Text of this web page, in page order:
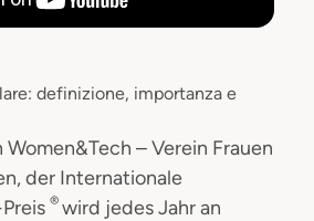
– Verein Frauen
der Internationale
®wird jedes Jahr an